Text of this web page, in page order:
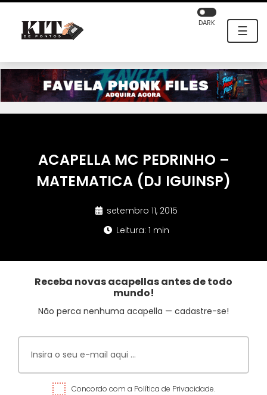
☰
DARK
ACAPELLA MC PEDRINHO –
MATEMATICA (DJ IGUINSP)
setembro 11, 2015
Leitura: 1 min
Receba novas acapellas antes de todo
mundo!
Não perca nenhuma acapella — cadastre-se!
Concordo com a Política de Privacidade.